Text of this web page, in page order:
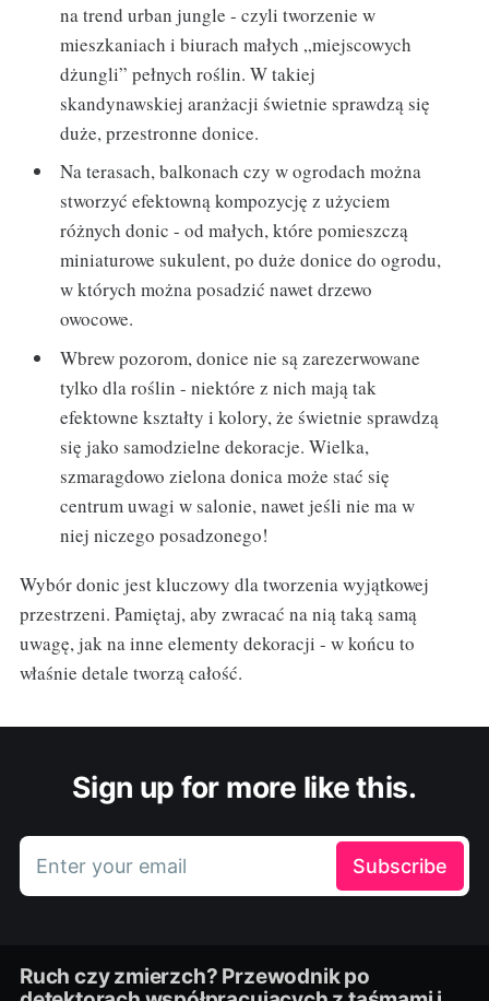
na trend urban jungle - czyli tworzenie w
mieszkaniach i biurach małych „miejscowych
dżungli” pełnych roślin. W takiej
skandynawskiej aranżacji świetnie sprawdzą się
duże, przestronne donice.
Na terasach, balkonach czy w ogrodach można
stworzyć efektowną kompozycję z użyciem
różnych donic - od małych, które pomieszczą
miniaturowe sukulent, po duże donice do ogrodu,
w których można posadzić nawet drzewo
owocowe.
Wbrew pozorom, donice nie są zarezerwowane
tylko dla roślin - niektóre z nich mają tak
efektowne kształty i kolory, że świetnie sprawdzą
się jako samodzielne dekoracje. Wielka,
szmaragdowo zielona donica może stać się
centrum uwagi w salonie, nawet jeśli nie ma w
niej niczego posadzonego!
Wybór donic jest kluczowy dla tworzenia wyjątkowej
przestrzeni. Pamiętaj, aby zwracać na nią taką samą
uwagę, jak na inne elementy dekoracji - w końcu to
właśnie detale tworzą całość.
Sign up for more like this.
Enter your email Subscribe
Ruch czy zmierzch? Przewodnik po